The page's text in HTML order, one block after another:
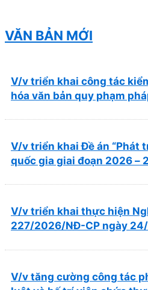
VĂN BẢN MỚI
V/v triển khai công tác
hóa văn bản quy phạm
V/v triển khai Đề án “Phát
quốc gia giai đoạn 2026 –
V/v triển khai thực hiện
227/2026/NĐ-CP ngày
trong lĩnh vực y tế
V/v tăng cường công tác